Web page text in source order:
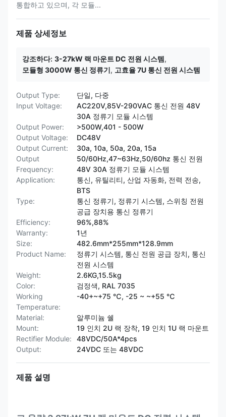
통합하고 있으며, 각 모듈...
제품 상세정보
강조하다: 3-27kW 랙 마운트 DC 전원 시스템,
모듈형 3000W 통신 정류기, 고효율 7U 통신 전원 시스템
Output Type:
단일, 다중
Input Voltage:
AC220V,85V-290VAC 통신 전원 48V
30A 정류기 모듈 시스템
Output Power:
>500W,401 - 500W
Output Voltage:
DC48V
Output Current:
30a, 10a, 50a, 20a, 15a
Output
Frequency:
50/60Hz,47~63Hz,50/60hz 통신 전원
48V 30A 정류기 모듈 시스템
Application:
통신, 유틸리티, 산업 자동화, 전력 전송,
BTS
Type:
통신 정류기, 정류기 시스템, 스위칭 전원
공급 장치용 통신 정류기
Efficiency:
96%,88%
Warranty:
1년
Size:
482.6mm*255mm*128.9mm
Product Name:
정류기 시스템, 통신 전원 공급 장치, 통신
전원 시스템
Weight:
2.6KG,15.5kg
Color:
검정색, RAL 7035
Working
Temperature:
-40+~+75 ℃, -25 ~ ~+55 ℃
Material:
알루미늄 쉘
Mount:
19 인치 2U 랙 장착, 19 인치 1U 랙 마운트
Rectifier Module:
48VDC/50A*4pcs
Output:
24VDC 또는 48VDC
제품 설명